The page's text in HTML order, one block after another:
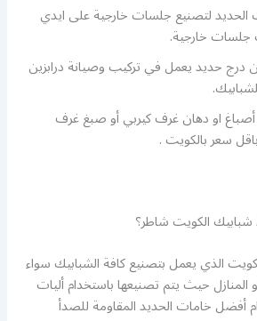
لتصنيع جلسات خارجية على ايدي
جلسات خارجية.
درج حديد يعمل في تركيب وصيانة درابزين
او دهان غرف كيربي أو صبغ غرف
سعر بالكويت .
الكويت شاطر؟
الذي يعمل بتصنيع كافة الشبابيك سواء
المنازل حيث يتم تصنيعها باستخدام أليات
أفضل خامات الحديد المقاومة للصدأ